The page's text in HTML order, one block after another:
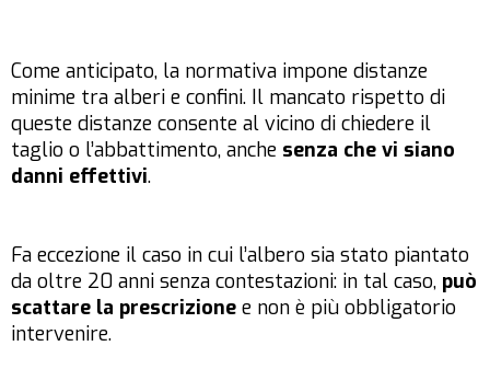
Come anticipato, la normativa impone distanze
minime tra alberi e confini. Il mancato rispetto di
queste distanze consente al vicino di chiedere il
taglio o l’abbattimento, anche senza che vi siano
danni effettivi.
Fa eccezione il caso in cui l’albero sia stato piantato
da oltre 20 anni senza contestazioni: in tal caso, può
scattare la prescrizione e non è più obbligatorio
intervenire.